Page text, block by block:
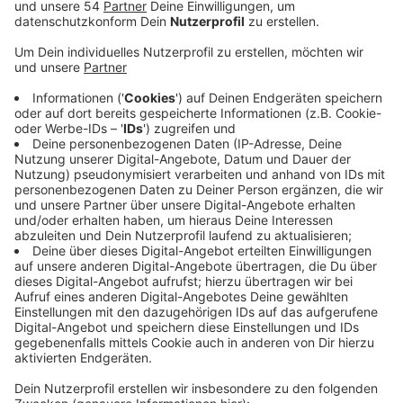
Anzeige
Infektionen aus - vor allem Ausfälle durch psychische
Erkrankungen liegen über dem Schnitt. Außerdem sind
die Krankheitstage in den vergangenen Jahren stark
gestiegen. Das stellt die Bertelsmann Stiftung fest.
Bei uns in Mönchengladbach bestätigen die Kita-
Träger diesen Trend aber nur teilweise. Bei uns in der
Stadt beobachtet auch die AWO einen Anstieg der
Krankheitstage beim Personal in ihren Kitas. Letztes
Jahr waren Mitarbeitende demnach im Schnitt 9 Tage
krank, dieses Jahr sind es bis jetzt schon 14. Bis Ende
des Jahres rechnet die AWO mit einer Verdopplung.
Die Gründe dafür ließen sich aber nur schwer sagen. In
den städtischen Kitas lässt sich ein
überdurchschnittlich hoher Krankenstand laut Stadt